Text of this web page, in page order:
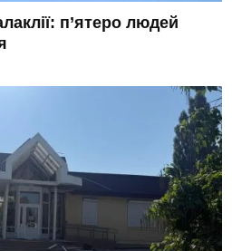
п’ятеро людей